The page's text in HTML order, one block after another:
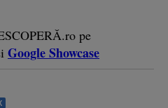
pe
Google Showcase